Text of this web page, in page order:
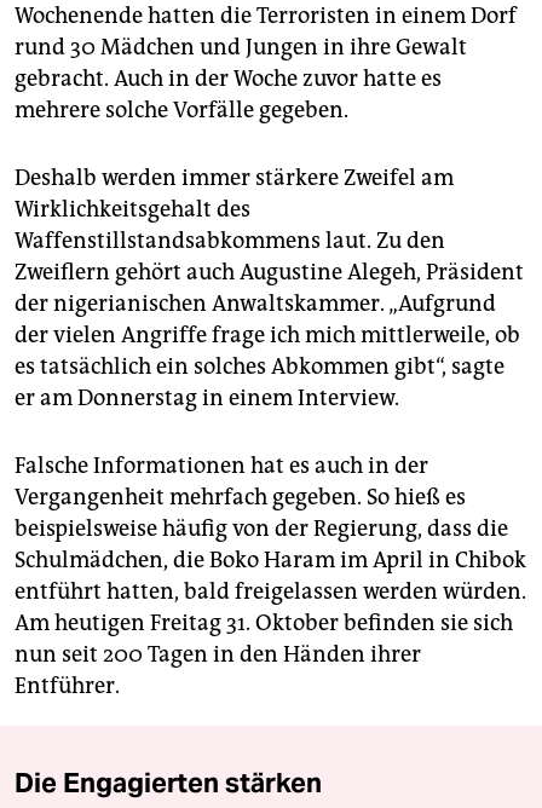
Wochenende hatten die Terroristen in einem Dorf
rund 30 Mädchen und Jungen in ihre Gewalt
gebracht. Auch in der Woche zuvor hatte es
mehrere solche Vorfälle gegeben.
Deshalb werden immer stärkere Zweifel am
Wirklichkeitsgehalt des
Waffenstillstandsabkommens laut. Zu den
Zweiflern gehört auch Augustine Alegeh, Präsident
der nigerianischen Anwaltskammer. „Aufgrund
der vielen Angriffe frage ich mich mittlerweile, ob
es tatsächlich ein solches Abkommen gibt“, sagte
er am Donnerstag in einem Interview.
Falsche Informationen hat es auch in der
Vergangenheit mehrfach gegeben. So hieß es
beispielsweise häufig von der Regierung, dass die
Schulmädchen, die Boko Haram im April in Chibok
entführt hatten, bald freigelassen werden würden.
Am heutigen Freitag 31. Oktober befinden sie sich
nun seit 200 Tagen in den Händen ihrer
Entführer.
Die Engagierten stärken